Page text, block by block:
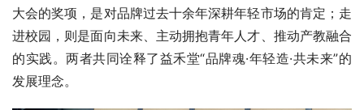
大会的奖项，是对品牌过去十余年深耕年轻市场的肯定；走
进校园，则是面向未来、主动拥抱青年人才、推动产教融合
的实践。两者共同诠释了益禾堂“品牌魂·年轻造·共未来”的
发展理念。